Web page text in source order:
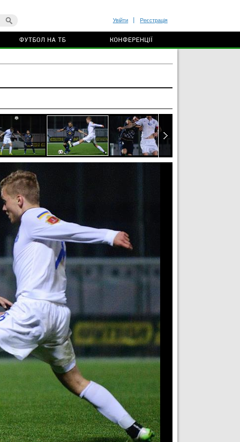
Увійти Реєстрація
ФУТБОЛ НА ТБ КОНФЕРЕНЦІЇ